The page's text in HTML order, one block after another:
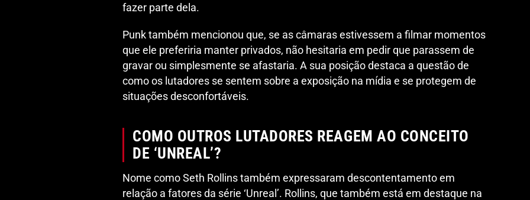
fazer parte dela.
Punk também mencionou que, se as câmaras estivessem a filmar momentos
que ele preferiria manter privados, não hesitaria em pedir que parassem de
gravar ou simplesmente se afastaria. A sua posição destaca a questão de
como os lutadores se sentem sobre a exposição na mídia e se protegem de
situações desconfortáveis.
COMO OUTROS LUTADORES REAGEM AO CONCEITO
DE ‘UNREAL’?
Nome como Seth Rollins também expressaram descontentamento em
relação a fatores da série ‘Unreal’. Rollins, que também está em destaque na